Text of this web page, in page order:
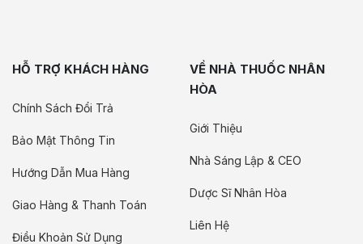
HỖ TRỢ KHÁCH HÀNG
Chính Sách Đổi Trả
Bảo Mật Thông Tin
Hướng Dẫn Mua Hàng
Giao Hàng & Thanh Toán
Điều Khoản Sử Dụng
VỀ NHÀ THUỐC NHÂN
HÒA
Giới Thiệu
Nhà Sáng Lập & CEO
Dược Sĩ Nhân Hòa
Liên Hệ